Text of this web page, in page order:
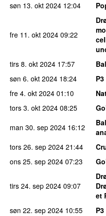
søn 13. okt 2024 12:04
fre 11. okt 2024 09:22
tirs 8. okt 2024 17:57
søn 6. okt 2024 18:24
fre 4. okt 2024 01:10
tors 3. okt 2024 08:25
man 30. sep 2024 16:12
tors 26. sep 2024 21:44
ons 25. sep 2024 07:23
tirs 24. sep 2024 09:07
et
søn 22. sep 2024 10:55